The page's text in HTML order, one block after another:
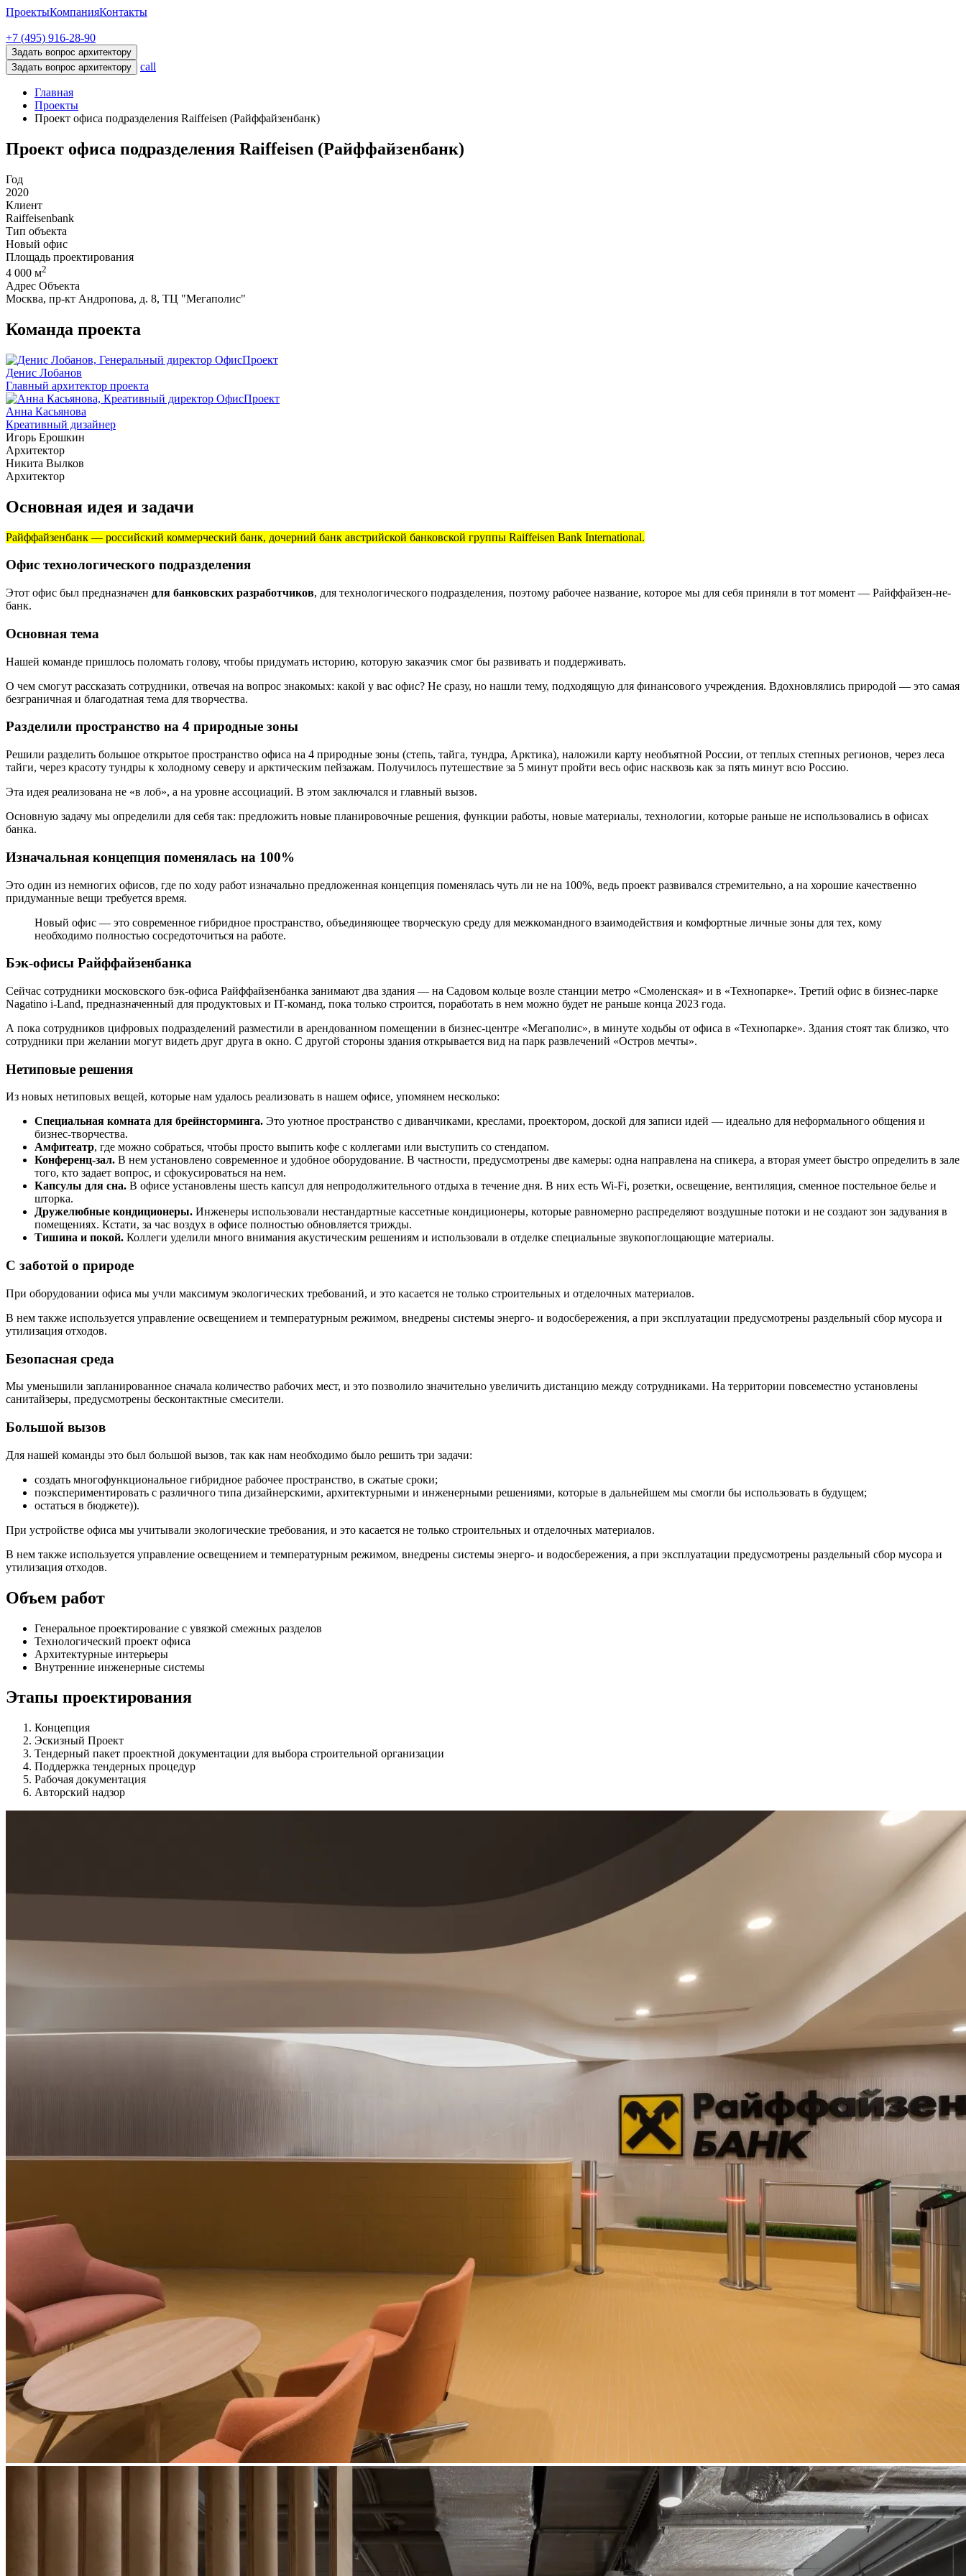
ПроектыКомпанияКонтакты
+7 (495) 916-28-90
Задать вопрос архитектору
Задать вопрос архитектору
call
Главная
Проекты
Проект офиса подразделения Raiffeisen (Райффайзенбанк)
Проект офиса подразделения Raiffeisen (Райффайзенбанк)
Год
2020
Клиент
Raiffeisenbank
Тип объекта
Новый офис
Площадь проектирования
4 000 м2
Адрес Объекта
Москва, пр-кт Андропова, д. 8, ТЦ "Мегаполис"
Команда проекта
Денис Лобанов
Главный архитектор проекта
Анна Касьянова
Креативный дизайнер
Игорь Ерошкин
Архитектор
Никита Вылков
Архитектор
Основная идея и задачи
Райффайзенбанк — российский коммерческий банк, дочерний банк австрийской банковской группы Raiffeisen Bank International.
Офис технологического подразделения
Этот офис был предназначен для банковских разработчиков, для технологического подразделения, поэтому рабочее название, которое мы для себя приняли в тот момент — Райффайзен-не-
банк.
Основная тема
Нашей команде пришлось поломать голову, чтобы придумать историю, которую заказчик смог бы развивать и поддерживать.
О чем смогут рассказать сотрудники, отвечая на вопрос знакомых: какой у вас офис? Не сразу, но нашли тему, подходящую для финансового учреждения. Вдохновлялись природой — это самая
безграничная и благодатная тема для творчества.
Разделили пространство на 4 природные зоны
Решили разделить большое открытое пространство офиса на 4 природные зоны (степь, тайга, тундра, Арктика), наложили карту необъятной России, от теплых степных регионов, через леса
тайги, через красоту тундры к холодному северу и арктическим пейзажам. Получилось путешествие за 5 минут пройти весь офис насквозь как за пять минут всю Россию.
Эта идея реализована не «в лоб», а на уровне ассоциаций. В этом заключался и главный вызов.
Основную задачу мы определили для себя так: предложить новые планировочные решения, функции работы, новые материалы, технологии, которые раньше не использовались в офисах
банка.
Изначальная концепция поменялась на 100%
Это один из немногих офисов, где по ходу работ изначально предложенная концепция поменялась чуть ли не на 100%, ведь проект развивался стремительно, а на хорошие качественно
придуманные вещи требуется время.
Новый офис — это современное гибридное пространство, объединяющее творческую среду для межкомандного взаимодействия и комфортные личные зоны для тех, кому
необходимо полностью сосредоточиться на работе.
Бэк-офисы Райффайзенбанка
Сейчас сотрудники московского бэк-офиса Райффайзенбанка занимают два здания — на Садовом кольце возле станции метро «Смоленская» и в «Технопарке». Третий офис в бизнес-парке
Nagatino i-Land, предназначенный для продуктовых и IT-команд, пока только строится, поработать в нем можно будет не раньше конца 2023 года.
А пока сотрудников цифровых подразделений разместили в арендованном помещении в бизнес-центре «Мегаполис», в минуте ходьбы от офиса в «Технопарке». Здания стоят так близко, что
сотрудники при желании могут видеть друг друга в окно. С другой стороны здания открывается вид на парк развлечений «Остров мечты».
Нетиповые решения
Из новых нетиповых вещей, которые нам удалось реализовать в нашем офисе, упомянем несколько:
Специальная комната для брейнсторминга. Это уютное пространство с диванчиками, креслами, проектором, доской для записи идей — идеально для неформального общения и
бизнес-творчества.
Амфитеатр, где можно собраться, чтобы просто выпить кофе с коллегами или выступить со стендапом.
Конференц-зал. В нем установлено современное и удобное оборудование. В частности, предусмотрены две камеры: одна направлена на спикера, а вторая умеет быстро определить в зале
того, кто задает вопрос, и сфокусироваться на нем.
Капсулы для сна. В офисе установлены шесть капсул для непродолжительного отдыха в течение дня. В них есть Wi-Fi, розетки, освещение, вентиляция, сменное постельное белье и
шторка.
Дружелюбные кондиционеры. Инженеры использовали нестандартные кассетные кондиционеры, которые равномерно распределяют воздушные потоки и не создают зон задувания в
помещениях. Кстати, за час воздух в офисе полностью обновляется трижды.
Тишина и покой. Коллеги уделили много внимания акустическим решениям и использовали в отделке специальные звукопоглощающие материалы.
С заботой о природе
При оборудовании офиса мы учли максимум экологических требований, и это касается не только строительных и отделочных материалов.
В нем также используется управление освещением и температурным режимом, внедрены системы энерго- и водосбережения, а при эксплуатации предусмотрены раздельный сбор мусора и
утилизация отходов.
Безопасная среда
Мы уменьшили запланированное сначала количество рабочих мест, и это позволило значительно увеличить дистанцию между сотрудниками. На территории повсеместно установлены
санитайзеры, предусмотрены бесконтактные смесители.
Большой вызов
Для нашей команды это был большой вызов, так как нам необходимо было решить три задачи:
создать многофункциональное гибридное рабочее пространство, в сжатые сроки;
поэкспериментировать с различного типа дизайнерскими, архитектурными и инженерными решениями, которые в дальнейшем мы смогли бы использовать в будущем;
остаться в бюджете)).
При устройстве офиса мы учитывали экологические требования, и это касается не только строительных и отделочных материалов.
В нем также используется управление освещением и температурным режимом, внедрены системы энерго- и водосбережения, а при эксплуатации предусмотрены раздельный сбор мусора и
утилизация отходов.
Объем работ
Генеральное проектирование с увязкой смежных разделов
Технологический проект офиса
Архитектурные интерьеры
Внутренние инженерные системы
Этапы проектирования
Концепция
Эскизный Проект
Тендерный пакет проектной документации для выбора строительной организации
Поддержка тендерных процедур
Рабочая документация
Авторский надзор